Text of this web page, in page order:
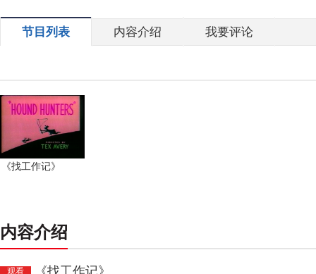
节目列表 内容介绍 我要评论
《找工作记》
内容介绍
观看 《找工作记》